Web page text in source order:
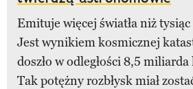
Emituje więcej światła niż
Jest wynikiem kosmicznej
doszło w odległości 8,5
Tak potężny rozbłysk miał